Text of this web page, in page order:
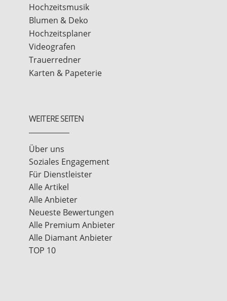
Hochzeitsmusik
Blumen & Deko
Hochzeitsplaner
Videografen
Trauerredner
Karten & Papeterie
WEITERE SEITEN
Über uns
Soziales Engagement
Für Dienstleister
Alle Artikel
Alle Anbieter
Neueste Bewertungen
Alle Premium Anbieter
Alle Diamant Anbieter
TOP 10